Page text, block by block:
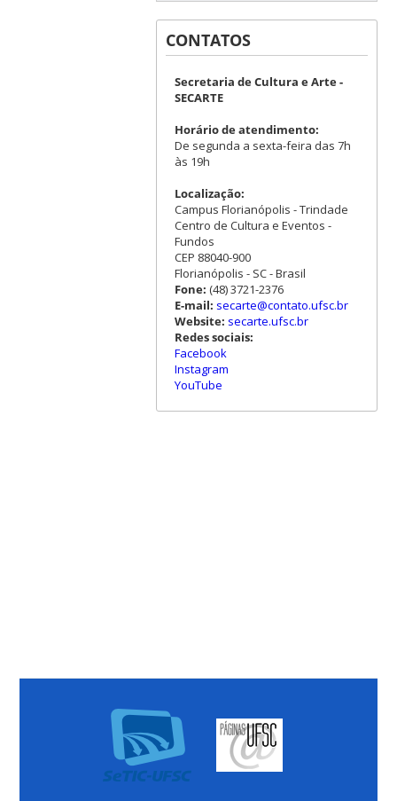
CONTATOS
Secretaria de Cultura e Arte -
SECARTE
Horário de atendimento:
De segunda a sexta-feira das 7h
às 19h
Localização:
Campus Florianópolis - Trindade
Centro de Cultura e Eventos -
Fundos
CEP 88040-900
Florianópolis - SC - Brasil
Fone: (48) 3721-2376
E-mail: secarte@contato.ufsc.br
Website: secarte.ufsc.br
Redes sociais:
Facebook
Instagram
YouTube